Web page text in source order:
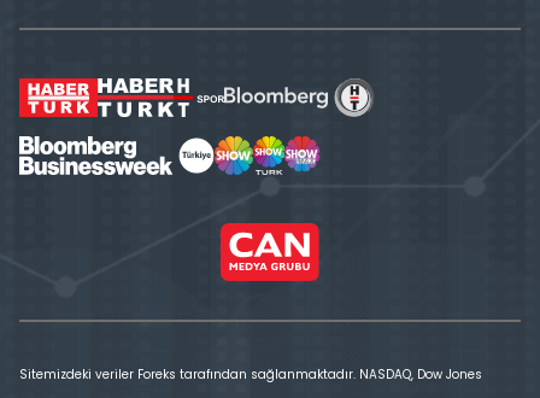
Sitemizdeki veriler Foreks tarafından sağlanmaktadır. NASDAQ, Dow Jones